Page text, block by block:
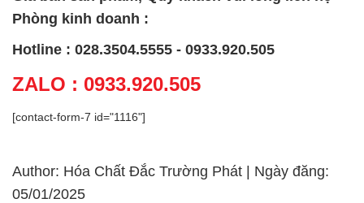
Phòng kinh doanh :
Hotline : 028.3504.5555 - 0933.920.505
ZALO : 0933.920.505
[contact-form-7 id="1116"]
Author: Hóa Chất Đắc Trường Phát | Ngày đăng:
05/01/2025